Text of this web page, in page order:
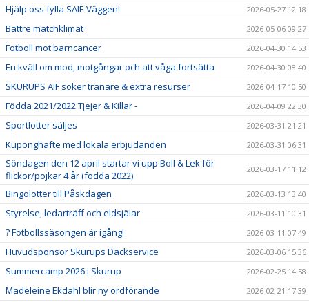
Hjälp oss fylla SAIF-Väggen! 2026-05-27 12:18
Bättre matchklimat 2026-05-06 09:27
Fotboll mot barncancer 2026-04-30 14:53
En kväll om mod, motgångar och att våga fortsätta 2026-04-30 08:40
SKURUPS AIF söker tränare & extra resurser 2026-04-17 10:50
Födda 2021/2022 Tjejer & Killar - 2026-04-09 22:30
Sportlotter säljes 2026-03-31 21:21
Kuponghäfte med lokala erbjudanden 2026-03-31 06:31
Söndagen den 12 april startar vi upp Boll & Lek för
flickor/pojkar 4 år (födda 2022)
2026-03-17 11:12
Bingolotter till Påskdagen 2026-03-13 13:40
Styrelse, ledarträff och eldsjälar 2026-03-11 10:31
? Fotbollssäsongen är igång! 2026-03-11 07:49
Huvudsponsor Skurups Däckservice 2026-03-06 15:36
Summercamp 2026 i Skurup 2026-02-25 14:58
Madeleine Ekdahl blir ny ordförande 2026-02-21 17:39